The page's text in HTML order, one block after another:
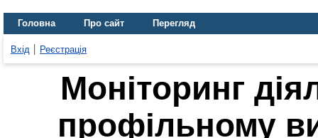
Головна Про сайт Перегляд
Вхід Реєстрація
Моніторинг
профільному